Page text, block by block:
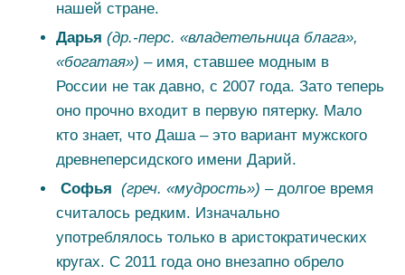
нашей стране.
Дарья(др.-перс. «владетельница блага»,
«богатая»)– имя, ставшее модным в
России не так давно, с 2007 года. Зато теперь
оно прочно входит в первую пятерку. Мало
кто знает, что Даша – это вариант мужского
древнеперсидского имени Дарий.
Софья(греч. «мудрость») –долгое время
считалось редким. Изначально
употреблялось только в аристократических
кругах. С 2011 года оно внезапно обрело